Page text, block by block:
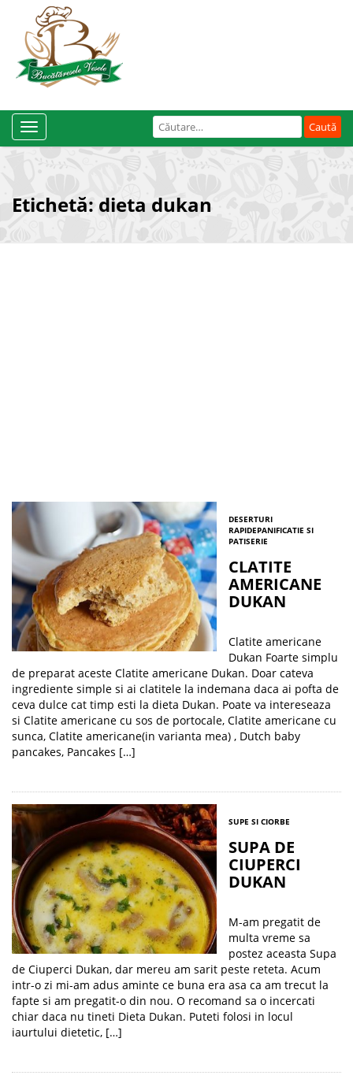
Caută
după:
Toggle
Navigation
Etichetă: dieta dukan
DESERTURI
RAPIDEPANIFICATIE SI
PATISERIE
CLATITE
AMERICANE
DUKAN
Clatite americane
Dukan Foarte simplu
de preparat aceste Clatite americane Dukan. Doar cateva
ingrediente simple si ai clatitele la indemana daca ai pofta de
ceva dulce cat timp esti la dieta Dukan. Poate va intereseaza
si Clatite americane cu sos de portocale, Clatite americane cu
sunca, Clatite americane(in varianta mea) , Dutch baby
pancakes, Pancakes […]
SUPE SI CIORBE
SUPA DE
CIUPERCI
DUKAN
M-am pregatit de
multa vreme sa
postez aceasta Supa
de Ciuperci Dukan, dar mereu am sarit peste reteta. Acum
intr-o zi mi-am adus aminte ce buna era asa ca am trecut la
fapte si am pregatit-o din nou. O recomand sa o incercati
chiar daca nu tineti Dieta Dukan. Puteti folosi in locul
iaurtului dietetic, […]